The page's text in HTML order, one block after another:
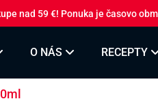
nad 59 €! Ponuka je časovo
O NÁS RECEPTY